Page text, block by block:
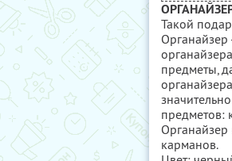
Такой
предметы,
предметов:
карманов.